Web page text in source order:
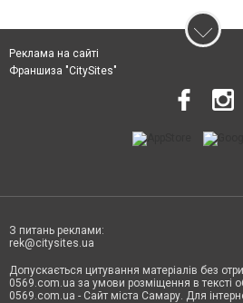
Реклама на сайті
Франшиза "CitySites"
З питань реклами:
rek@citysites.ua
Допускається цитування матеріалів без
0569.com.ua за умови розміщення в тексті
0569.com.ua - Сайт міста Самару. Для